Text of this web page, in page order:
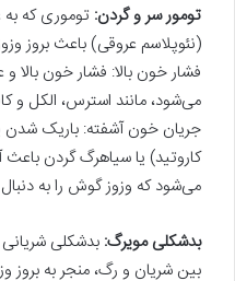
تومور سر و گردن: توموری که
(نئوپلاسم عروقی) باعث بروز
فشار خون بالا: فشار خون بالا
می‌شود، مانند استرس، الکل و
جریان خون آشفته: باریک
کاروتید) یا سیاهرگ گردن
می‌شود که وزوز گوش را به دنبال
بدشکلی مویرگ:
بین شریان و رگ، منجر به